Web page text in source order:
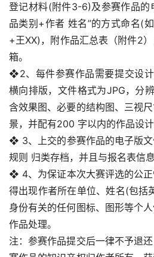
首
页
登记材料(附件3-6)及参赛作品的
品类别+作者 姓名”的方式命名(
+王XX)，附作品汇总表（附件2
箱。
❖2、每件参赛作品需要提交设计
横向排版，文件格式为JPG，分
含效果图、必要的结构图、三视
景，并配有200 字以内的作品设计
❖ 3、上交的参赛作品的电子版
规则 归类存档，并且与报名表信息
❖ 4、为保证本次大赛评选的公
得出现作者所在单位、姓名(包括
身份有关的任何图标、图形等个
作品处理。
注：参赛作品提交后一律不予退